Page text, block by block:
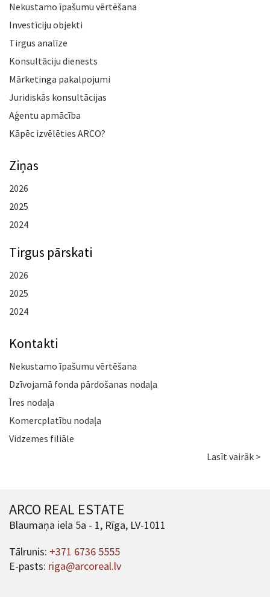
Nekustamo īpašumu vērtēšana
Investīciju objekti
Tirgus analīze
Konsultāciju dienests
Mārketinga pakalpojumi
Juridiskās konsultācijas
Aģentu apmācība
Kāpēc izvēlēties ARCO?
Ziņas
2026
2025
2024
Tirgus pārskati
2026
2025
2024
Kontakti
Nekustamo īpašumu vērtēšana
Dzīvojamā fonda pārdošanas nodaļa
Īres nodaļa
Komercplatību nodaļa
Vidzemes filiāle
Lasīt vairāk >
ARCO REAL ESTATE
Blaumaņa iela 5a - 1, Rīga, LV-1011
Tālrunis: +371 6736 5555
E-pasts: riga@arcoreal.lv